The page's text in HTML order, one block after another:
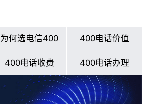
为何选电信400 400电话价值
400电话收费 400电话办理